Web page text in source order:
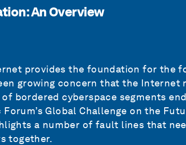
An Overview
provides the foundation for the
growing concern that the Internet
bordered cyberspace segments
Global Challenge on the
a number of fault lines that
together.